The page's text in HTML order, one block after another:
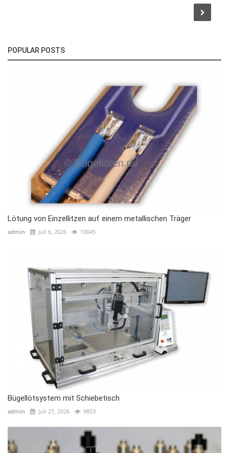
POPULAR POSTS
Lötung von Einzellitzen auf einem metallischen Träger
admin Juli 6, 2026 10045
Bügellötsystem mit Schiebetisch
admin Juli 27, 2026 9853